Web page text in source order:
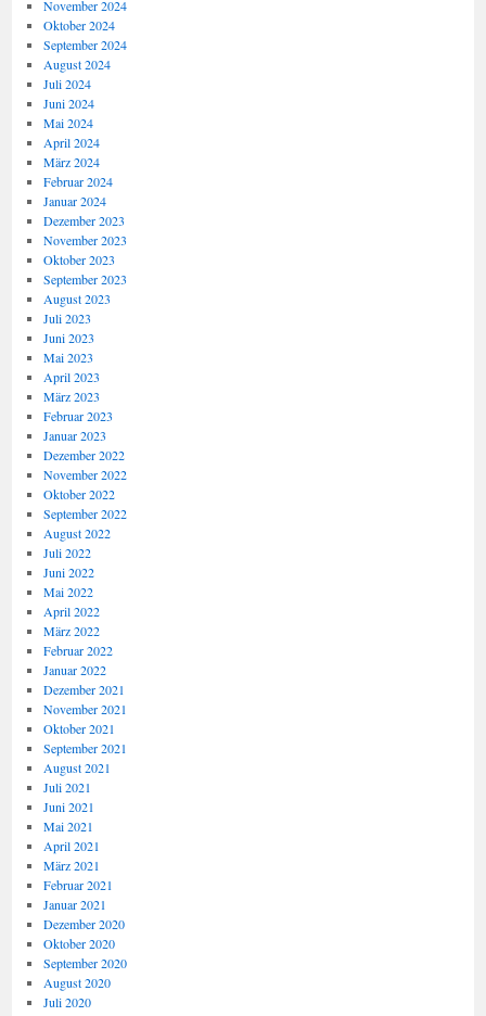
November 2024
Oktober 2024
September 2024
August 2024
Juli 2024
Juni 2024
Mai 2024
April 2024
März 2024
Februar 2024
Januar 2024
Dezember 2023
November 2023
Oktober 2023
September 2023
August 2023
Juli 2023
Juni 2023
Mai 2023
April 2023
März 2023
Februar 2023
Januar 2023
Dezember 2022
November 2022
Oktober 2022
September 2022
August 2022
Juli 2022
Juni 2022
Mai 2022
April 2022
März 2022
Februar 2022
Januar 2022
Dezember 2021
November 2021
Oktober 2021
September 2021
August 2021
Juli 2021
Juni 2021
Mai 2021
April 2021
März 2021
Februar 2021
Januar 2021
Dezember 2020
Oktober 2020
September 2020
August 2020
Juli 2020